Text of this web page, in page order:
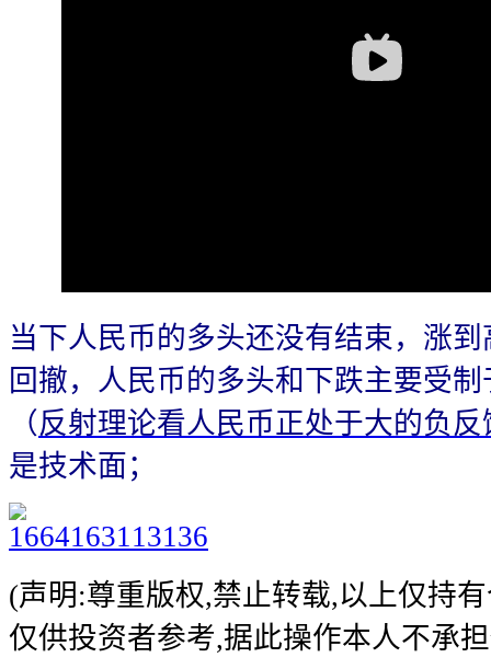
当下人民币的多头还没有结束，涨
回撤，人民币的多头和下跌主要受
（反射理论看人民币正处于大的负反
是技术面；
(声明:尊重版权,禁止转载,以上仅持
仅供投资者参考,据此操作本人不承